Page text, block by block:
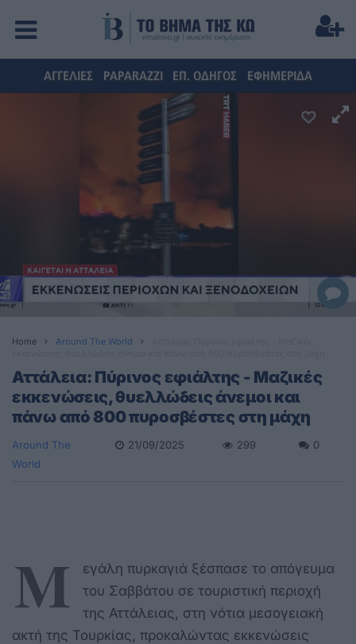
ΑΓΓΕΛΙΕΣ PAPARAZZI ΕΠ. ΟΔΗΓΟΣ ΕΦΗΜΕΡΙΔΑ
Home Around The World
Αττάλεια: Πύρινος εφιάλτης - Μαζικές
εκκενώσεις, θυελλώδεις άνεμοι και
πάνω από 800 πυροσβέστες στη μάχη
Around The
World
21/09/2025 299 0
Μ
εγάλη πυρκαγιά ξέσπασε το απόγευμα
του Σαββάτου σε τουριστική περιοχή
της Αττάλειας, στη νότια μεσογειακή
ακτή της Τουρκίας, προκαλώντας εκκενώσεις